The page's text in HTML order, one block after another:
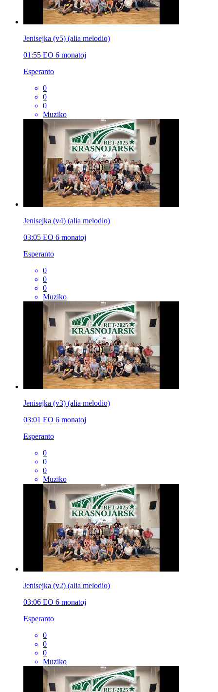
Jenisejka (v5) (alia melodio)
01:55 EO 6 monatoj
Esperanto
0
0
0
Muziko
Jenisejka (v4) (alia melodio)
03:05 EO 6 monatoj
Esperanto
0
0
0
Muziko
Jenisejka (v3) (alia melodio)
03:01 EO 6 monatoj
Esperanto
0
0
0
Muziko
Jenisejka (v2) (alia melodio)
03:06 EO 6 monatoj
Esperanto
0
0
0
Muziko